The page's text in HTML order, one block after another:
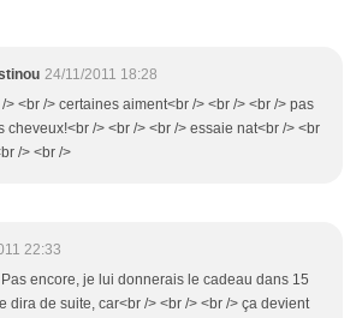
24/11/2011 18:28
> <br /> certaines aiment<br /> <br /> <br /> pas
cheveux!<br /> <br /> <br /> essaie nat<br /> <br
/> <br />
22:33
encore, je lui donnerais le cadeau dans 15
dira de suite, car<br /> <br /> <br /> ça devient